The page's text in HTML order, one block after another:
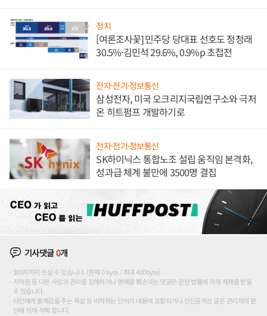
정치
[여론조사꽃] 민주당 당대표 선호도 정청래
30.5%·김민석 29.6%, 0.9%p 초접전
전자·전기·정보통신
삼성전자, 미국 오크리지국립연구소와 극저
온 히트펌프 개발하기로
전자·전기·정보통신
SK하이닉스 통합노조 설립 움직임 본격화,
성과급 체계 불만에 3500명 결집
기사댓글0개
200자까지 쓰실 수 있습니다. (현재 0 byte / 최대 400byte)
저작권 등 다른 사람의 권리를 침해하거나 명예를 훼손하는 댓글은 관련 법률에 의해 제재를 받을
수 있습니다.
타인에게 불쾌감을 주는 욕설 등 비하하는 단어가 내용에 포함되거나 인신공격성 글은 관리자의 판
단에 의해 삭제 합니다.